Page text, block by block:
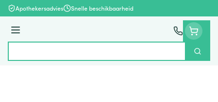
Ga naar de inhoud
Apothekersadvies Snelle beschikbaarheid
Menu
Zoek